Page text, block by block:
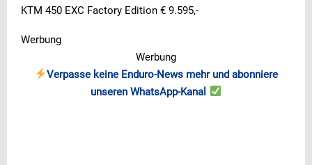
KTM 450 EXC Factory Edition € 9.595,-
Werbung
Werbung
Verpasse keine Enduro-News mehr und abonniere
unseren WhatsApp-Kanal